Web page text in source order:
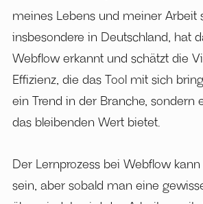
meines Lebens und meiner Arbeit
insbesondere in Deutschland, hat
Webflow erkannt und schätzt die
Effizienz, die das Tool mit sich
ein Trend in der Branche, sondern
das bleibenden Wert bietet.
Der Lernprozess bei Webflow
sein, aber sobald man eine